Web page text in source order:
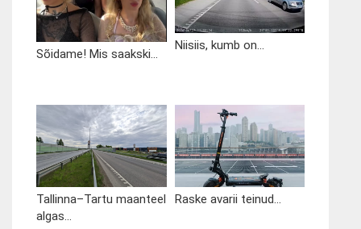
Sõidame! Mis saakski...
Niisiis, kumb on...
Tallinna–Tartu maanteel
algas...
Raske avarii teinud...